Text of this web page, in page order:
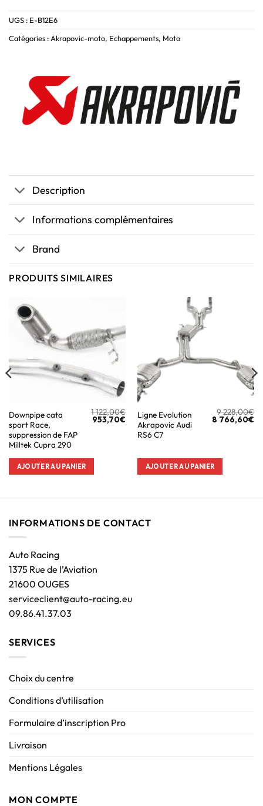
UGS : E-B12E6
Catégories : Akrapovic-moto, Echappements, Moto
Description
Informations complémentaires
Brand
PRODUITS SIMILAIRES
Downpipe cata
sport Race,
suppression de FAP
Milltek Cupra 290
1 122,00€
953,70€
AJOUTER AU PANIER
Ligne Evolution
Akrapovic Audi
RS6 C7
9 228,00€
8 766,60€
AJOUTER AU PANIER
INFORMATIONS DE CONTACT
Auto Racing
1375 Rue de l’Aviation
21600 OUGES
serviceclient@auto-racing.eu
09.86.41.37.03
SERVICES
Choix du centre
Conditions d’utilisation
Formulaire d’inscription Pro
Livraison
Mentions Légales
MON COMPTE